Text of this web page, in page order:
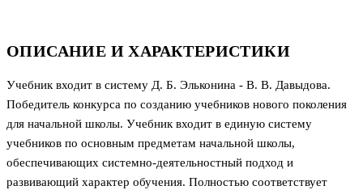
ОПИСАНИЕ И ХАРАКТЕРИСТИКИ
Учебник входит в систему Д. Б. Эльконина - В. В. Давыдова.
Победитель конкурса по созданию учебников нового поколения
для начальной школы. Учебник входит в единую систему
учебников по основным предметам начальной школы,
обеспечивающих системно-деятельностный подход и
развивающий характер обучения. Полностью соответствует